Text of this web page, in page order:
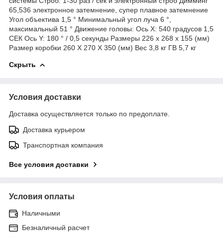
65,536 электронное затемнение, супер плавное затемнение
Угол объектива 1,5 ° Минимальный угол луча 6 °,
максимальный 51 ° Движение головы: Ось X: 540 градусов 1,5
СЕК Ось Y: 180 ° / 0,5 секунды Размеры 226 х 268 х 155 (мм)
Размер коробки 260 X 270 X 350 (мм) Вес 3,8 кг ГВ 5,7 кг
Скрыть
Условия доставки
Доставка осуществляется только по предоплате.
Доставка курьером
Транспортная компания
Все условия доставки
Условия оплаты
Наличными
Безналичный расчет